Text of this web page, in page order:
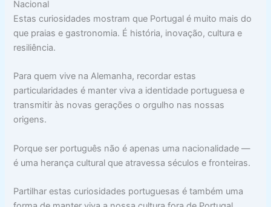
Nacional
Estas curiosidades mostram que Portugal é muito mais do
que praias e gastronomia. É história, inovação, cultura e
resiliência.
Para quem vive na Alemanha, recordar estas
particularidades é manter viva a identidade portuguesa e
transmitir às novas gerações o orgulho nas nossas
origens.
Porque ser português não é apenas uma nacionalidade —
é uma herança cultural que atravessa séculos e fronteiras.
Partilhar estas curiosidades portuguesas é também uma